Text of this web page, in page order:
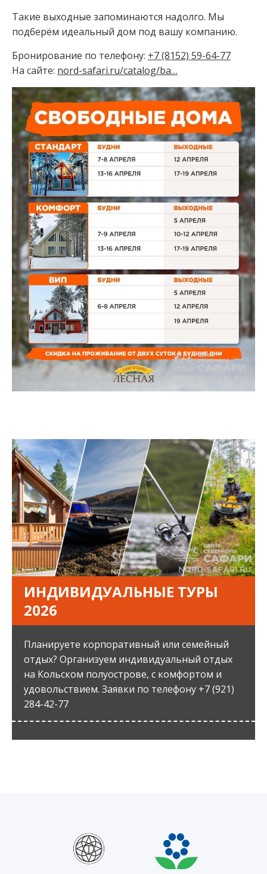
Такие выходные запоминаются надолго. Мы
подберём идеальный дом под вашу компанию.
Бронирование по телефону: +7 (8152) 59-64-77
На сайте: nord-safari.ru/catalog/ba…
ИНДИВИДУАЛЬНЫЕ ТУРЫ
2026
Планируете корпоративный или семейный
отдых? Организуем индивидуальный отдых
на Кольском полуострове, с комфортом и
удовольствием. Заявки по телефону +7 (921)
284-42-77